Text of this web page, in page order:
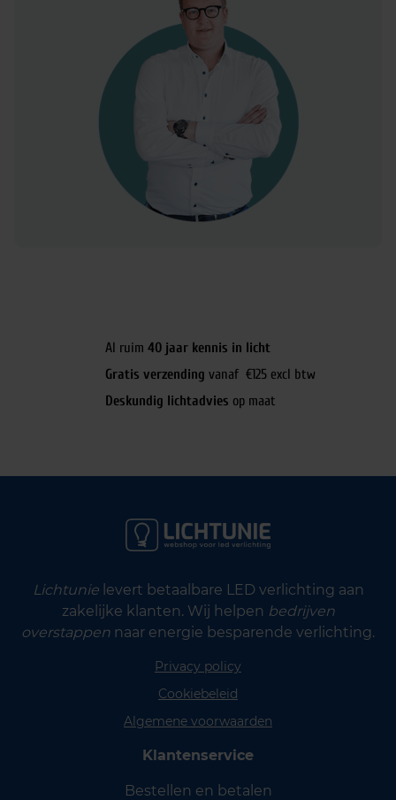
Al ruim 40 jaar kennis in licht
Gratis verzending vanaf €125 excl btw
Deskundig lichtadvies op maat
Lichtunielevert betaalbare LED verlichting aan
zakelijke klanten. Wij helpen bedrijven
overstappen naar energie besparende verlichting.
Privacy policy
Cookiebeleid
Algemene voorwaarden
Klantenservice
Bestellen en betalen